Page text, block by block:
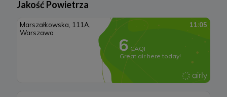
Lądowa energetyka wiatrowa
Systemy magazynowania energii
Jakość Powietrza
W każdej chwili przysługuje Ci prawo do wniesienia sprzeciwu
wobec przetwarzania Twoich danych opisanych powyżej.
Przestaniemy przetwarzać Twoje dane w tych celach, chyba że
będziemy w stanie wykazać, że w stosunku do Twoich danych
istnieją dla nas ważne prawnie uzasadnione podstawy, które są
nadrzędne wobec Twoich interesów, praw i wolności lub Twoje
dane będą nam niezbędne do ewentualnego ustalenia,
dochodzenia lub obrony roszczeń.